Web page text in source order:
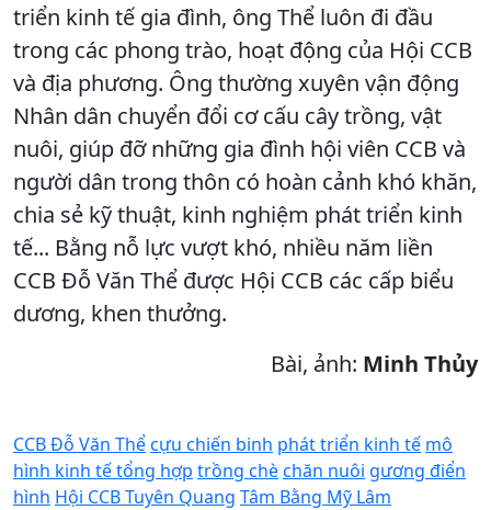
triển kinh tế gia đình, ông Thể luôn đi đầu
trong các phong trào, hoạt động của Hội CCB
và địa phương. Ông thường xuyên vận động
Nhân dân chuyển đổi cơ cấu cây trồng, vật
nuôi, giúp đỡ những gia đình hội viên CCB và
người dân trong thôn có hoàn cảnh khó khăn,
chia sẻ kỹ thuật, kinh nghiệm phát triển kinh
tế... Bằng nỗ lực vượt khó, nhiều năm liền
CCB Đỗ Văn Thể được Hội CCB các cấp biểu
dương, khen thưởng.
Bài, ảnh: Minh Thủy
CCB Đỗ Văn Thểcựu chiến binh phát triển kinh tế mô
hình kinh tế tổng hợp trồng chèchăn nuôi gương điển
hình Hội CCB Tuyên Quang Tâm Bằng Mỹ Lâm